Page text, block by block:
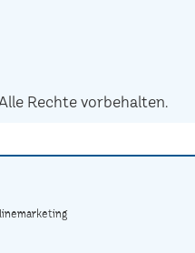
Rechte vorbehalten.